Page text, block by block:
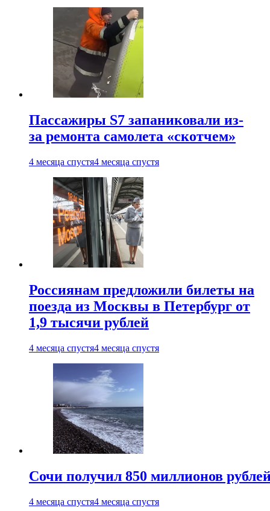
Пассажиры S7 запаниковали из-
за ремонта самолета «скотчем»
4 месяца спустя4 месяца спустя
Россиянам предложили билеты на
поезда из Москвы в Петербург от
1,9 тысячи рублей
4 месяца спустя4 месяца спустя
Сочи получил 850 миллионов
4 месяца спустя4 месяца спустя